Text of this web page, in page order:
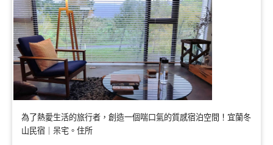
為了熱愛生活的旅行者，創造一個喘口氣的質感宿泊空間！宜蘭冬
山民宿｜呆宅。住所